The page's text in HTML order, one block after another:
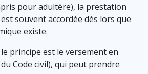
pour adultère), la prestation
souvent accordée dès lors que
existe.
principe est le versement en
Code civil), qui peut prendre